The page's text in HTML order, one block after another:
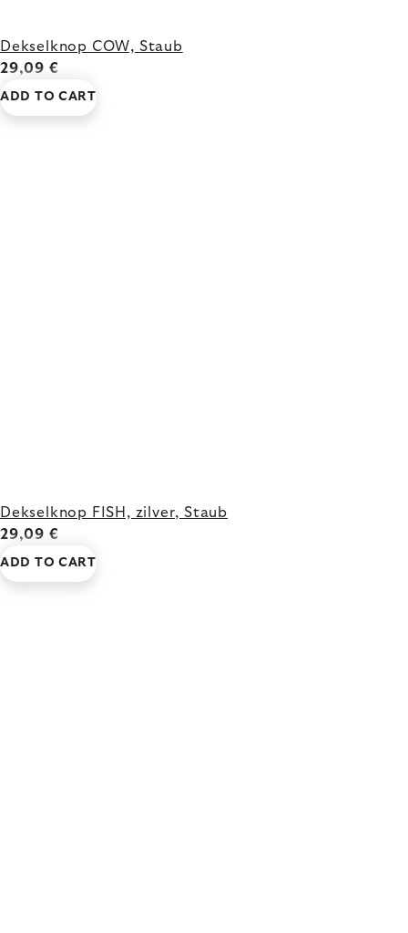
Dekselknop COW, Staub
29,09 €
ADD TO CART
Dekselknop FISH, zilver, Staub
29,09 €
ADD TO CART